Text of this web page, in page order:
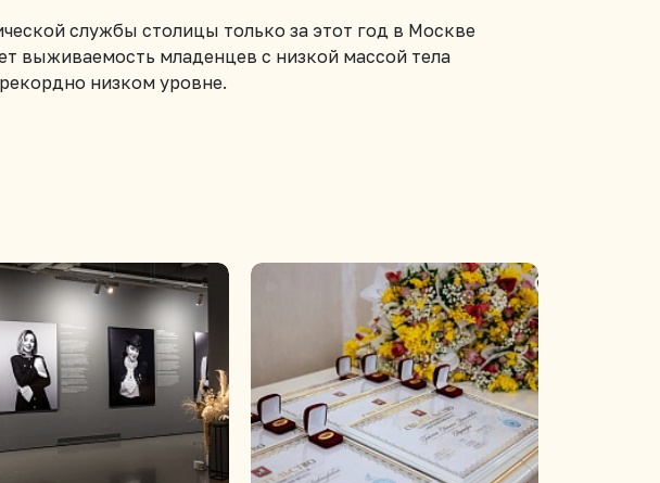
службы столицы только за этот год в Москве
выживаемость младенцев с низкой массой тела
низком уровне.